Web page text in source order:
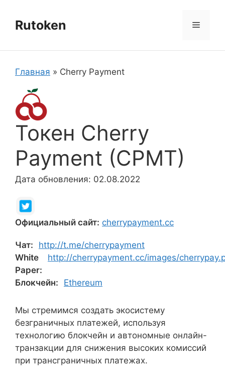
содержимому
Rutoken Меню
Главная » Cherry Payment
Токен Cherry
Payment (CPMT)
Дата обновления: 02.08.2022
Официальный сайт: cherrypayment.cc
Чат:
http://t.me/cherrypayment
White
Paper:
http://cherrypayment.cc/images/
Блокчейн: Ethereum
Мы стремимся создать экосистему
безграничных платежей, используя
технологию блокчейн и автономные онлайн-
транзакции для снижения высоких комиссий
при трансграничных платежах.